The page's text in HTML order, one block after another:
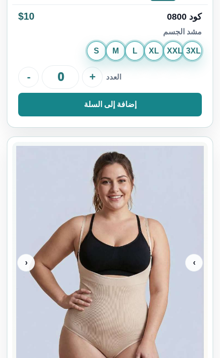
كود 0800 $10
مشد الجسم
S M L XL XXL 3XL
العدد - +
إضافة إلى السلة
›
‹